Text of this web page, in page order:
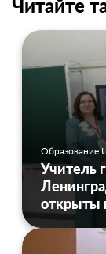
Читайте
Образование
Учитель
открыты